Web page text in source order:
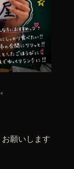
願いします